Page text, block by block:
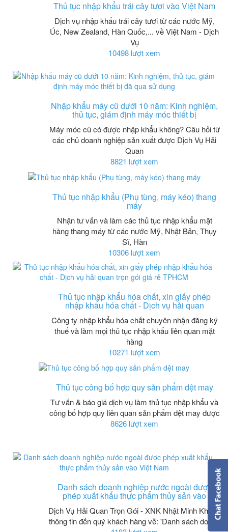
Thủ tục nhập khẩu trái cây tươi vào Việt Nam
Dịch vụ nhập khẩu trái cây tươi từ các nước Mỹ,
Úc, New Zealand, Hàn Quốc,... về Việt Nam - Dịch
Vụ
10498 lượt xem
Nhập khẩu máy cũ dưới 10 năm: Kinh nghiệm,
thủ tục, giám định máy móc thiết bị
Máy móc cũ có được nhập khẩu không? Câu hỏi từ
các chủ doanh nghiệp sản xuất được Dịch Vụ Hải
Quan
8821 lượt xem
Thủ tục nhập khẩu (Phụ tùng, máy kéo) thang
máy
Nhận tư vấn và làm các thủ tục nhập khẩu mặt
hàng thang máy từ các nước Mỹ, Nhật Bản, Thụy
Sĩ, Hàn
10306 lượt xem
Thủ tục nhập khẩu hóa chất, xin giấy phép
nhập khẩu hóa chất - Dịch vụ hải quan
Công ty nhập khẩu hóa chất chuyên nhận đăng ký
thuế và làm mọi thủ tục nhập khẩu liên quan mặt
hàng
10271 lượt xem
Thủ tục công bố hợp quy sản phẩm dệt may
Tư vấn & báo giá dịch vụ làm thủ tục nhập khẩu và
công bố hợp quy liên quan sản phẩm dệt may được
8626 lượt xem
Danh sách doanh nghiệp nước ngoài được
phép xuất khẩu thực phẩm thủy sản vào
Dịch Vụ Hải Quan Trọn Gói - XNK Nhật Minh Khánh
thông tin đến quý khách hàng về: 'Danh sách doanh